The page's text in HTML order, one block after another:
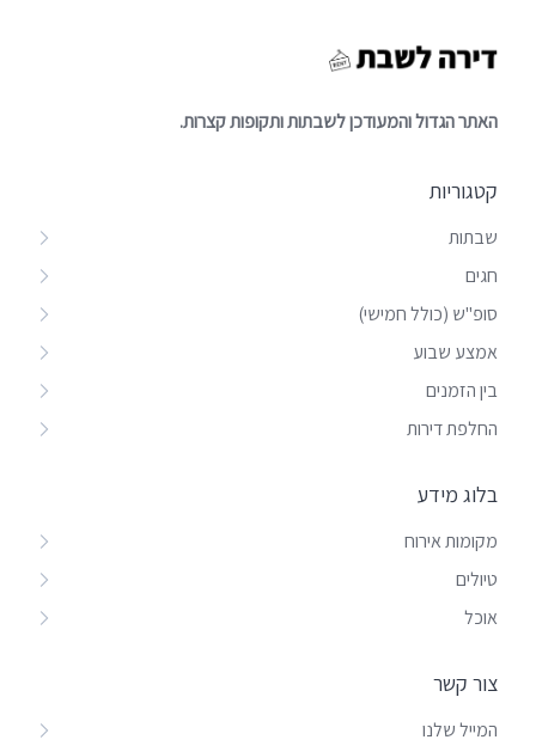
האתר הגדול והמעודכן לשבתות ותקופות קצרות.
קטגוריות
שבתות
חגים
סופ"ש (כולל חמישי)
אמצע שבוע
בין הזמנים
החלפת דירות
בלוג מידע
מקומות אירוח
טיולים
אוכל
צור קשר
המייל שלנו